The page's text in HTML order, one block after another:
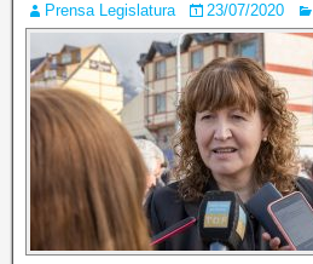
Prensa Legislatura 23/07/2020